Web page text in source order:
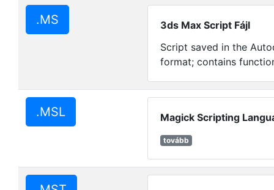
.MS
3ds Max Script Fájl
Script saved in the
format; contains
.MSL Magick Scripting
tovább